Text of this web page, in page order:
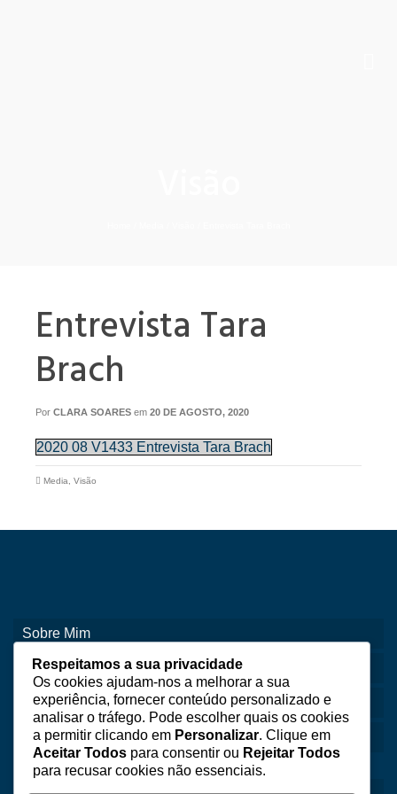
Entrevista Tara
Brach
Por CLARA SOARES em 20 DE AGOSTO, 2020
2020 08 V1433 Entrevista Tara Brach
Media Visão
Sobre Mim
Consultas
Perguntas Frequentes
Contactos
Respeitamos a sua privacidade
Os cookies ajudam-nos a melhorar a sua
experiência, fornecer conteúdo personalizado e
analisar o tráfego. Pode escolher quais os cookies
a permitir clicando em Personalizar. Clique em
Aceitar Todos para consentir ou Rejeitar Todos
para recusar cookies não essenciais.